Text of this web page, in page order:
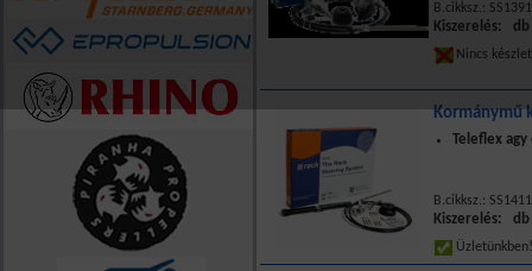
B.cikksz.:
Kiszerelés: db
Nincs
Kormánymű
Teleflex
B.cikksz.:
Kiszerelés: db